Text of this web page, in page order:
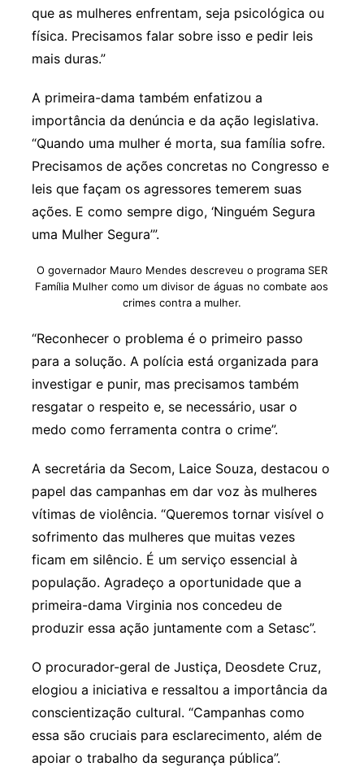
que as mulheres enfrentam, seja psicológica ou
física. Precisamos falar sobre isso e pedir leis
mais duras.”
A primeira-dama também enfatizou a
importância da denúncia e da ação legislativa.
“Quando uma mulher é morta, sua família sofre.
Precisamos de ações concretas no Congresso e
leis que façam os agressores temerem suas
ações. E como sempre digo, ‘Ninguém Segura
uma Mulher Segura’”.
O governador Mauro Mendes descreveu o programa SER
Família Mulher como um divisor de águas no combate aos
crimes contra a mulher.
“Reconhecer o problema é o primeiro passo
para a solução. A polícia está organizada para
investigar e punir, mas precisamos também
resgatar o respeito e, se necessário, usar o
medo como ferramenta contra o crime”.
A secretária da Secom, Laice Souza, destacou o
papel das campanhas em dar voz às mulheres
vítimas de violência. “Queremos tornar visível o
sofrimento das mulheres que muitas vezes
ficam em silêncio. É um serviço essencial à
população. Agradeço a oportunidade que a
primeira-dama Virginia nos concedeu de
produzir essa ação juntamente com a Setasc”.
O procurador-geral de Justiça, Deosdete Cruz,
elogiou a iniciativa e ressaltou a importância da
conscientização cultural. “Campanhas como
essa são cruciais para esclarecimento, além de
apoiar o trabalho da segurança pública”.